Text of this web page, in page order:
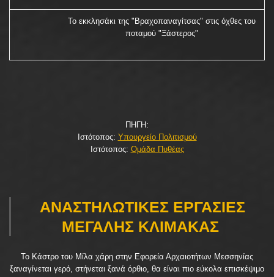
Το εκκλησάκι της "Βραχοπαναγίτσας" στις όχθες του
ποταμού "Ξάστερος"
ΠΗΓΗ:
Ιστότοπος: Υπουργείο Πολιτισμού
Ιστότοπος: Ομάδα Πυθέας
ΑΝΑΣΤΗΛΩΤΙΚΕΣ ΕΡΓΑΣΙΕΣ
ΜΕΓΑΛΗΣ ΚΛΙΜΑΚΑΣ
Το Κάστρο του Μίλα χάρη στην Εφορεία Αρχαιοτήτων Μεσσηνίας
ξαναγίνεται γερό, στήνεται ξανά όρθιο, θα είναι πιο εύκολα επισκέψιμο